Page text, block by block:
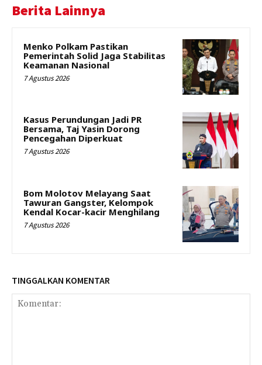
Berita Lainnya
Menko Polkam Pastikan
Pemerintah Solid Jaga Stabilitas
Keamanan Nasional
7 Agustus 2026
Kasus Perundungan Jadi PR
Bersama, Taj Yasin Dorong
Pencegahan Diperkuat
7 Agustus 2026
Bom Molotov Melayang Saat
Tawuran Gangster, Kelompok
Kendal Kocar-kacir Menghilang
7 Agustus 2026
TINGGALKAN KOMENTAR